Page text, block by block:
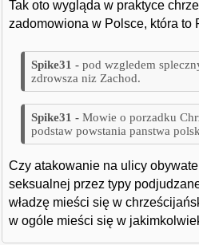
Tak oto wygląda w praktyce
zadomowiona w Polsce, która to
pod wzgledem
zdrowsza niz Zachod.
Mowie o porzadku
podstaw powstania panstwa
Czy atakowanie na ulicy
seksualnej przez typy
władzę mieści się w
w ogóle mieści się w